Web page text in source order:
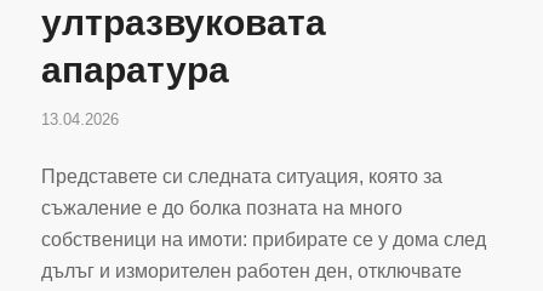
ултразвуковата
апаратура
13.04.2026
Представете си следната ситуация, която за
съжаление е до болка позната на много
собственици на имоти: прибирате се у дома след
дълъг и изморителен работен ден, отключвате